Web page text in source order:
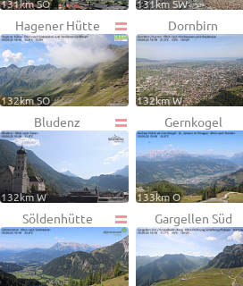
131km SO 131km SW
Hagener Hütte
132km SO
Dornbirn
132km W
Bludenz
132km W
Gernkogel
133km O
Söldenhütte Gargellen Süd